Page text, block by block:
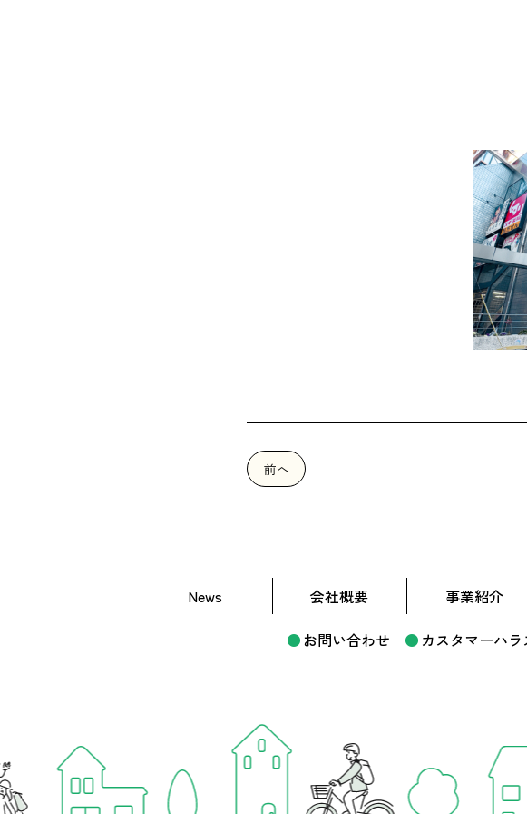
前へ
News 会社概要 事業紹介
お問い合わせ カスタマーハ